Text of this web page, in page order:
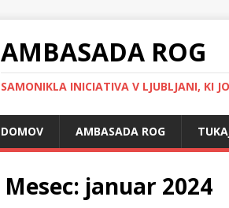
AMBASADA ROG
SAMONIKLA INICIATIVA V LJUBLJANI, KI
DOMOV AMBASADA ROG
Mesec: januar 2024